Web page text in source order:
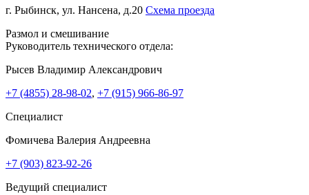
г. Рыбинск, ул. Нансена, д.20 Схема проезда
Размол и смешивание
Руководитель технического отдела:
Рысев Владимир Александрович
+7 (4855) 28-98-02, +7 (915) 966-86-97
Специалист
Фомичева Валерия Андреевна
+7 (903) 823-92-26
Ведущий специалист